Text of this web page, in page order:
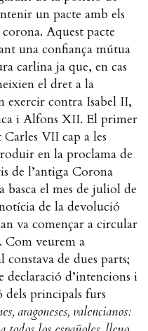
un pacte amb els
Aquest pacte
una confiança mútua
carlina ja que, en cas
el dret a la
exercir contra Isabel II,
i Alfons XII. El primer
VII cap a les
en la proclama de
de l’antiga Corona
basca el mes de juliol de
de la devolució
va començar a circular
Com veurem a
de dues parts;
declaració d’intencions i
dels principals furs
aragoneses, valencianos: